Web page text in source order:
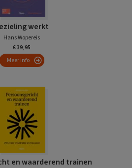
werkt
Hans Wopereis
€ 39,95
Meer info
en waarderend trainen